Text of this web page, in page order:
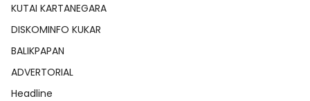
KUTAI KARTANEGARA
DISKOMINFO KUKAR
BALIKPAPAN
ADVERTORIAL
Headline